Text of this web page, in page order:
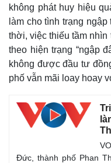
không phát huy hiệu
làm cho tình trạng
thời, việc thiếu tầm nhìn
theo hiện trạng “ngập
không được đầu tư
phố vẫn mãi loay hoay
Đức, thành phố Phan